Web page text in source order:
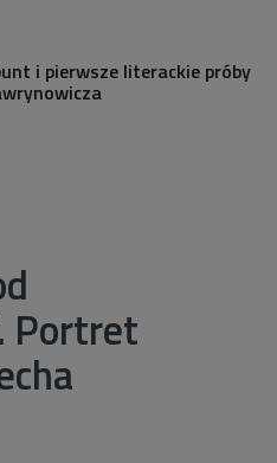
i pierwsze literackie próby
Portret